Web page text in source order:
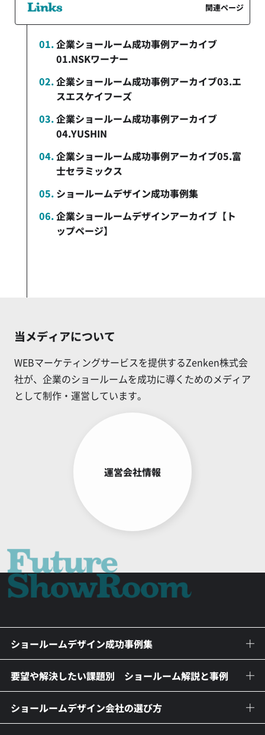
関連ページ
企業ショールーム成功事例アーカイブ
01.NSKワーナー
企業ショールーム成功事例アーカイブ03.エ
スエスケイフーズ
企業ショールーム成功事例アーカイブ
04.YUSHIN
企業ショールーム成功事例アーカイブ05.富
士セラミックス
ショールームデザイン成功事例集
企業ショールームデザインアーカイブ【ト
ップページ】
当メディアについて
WEBマーケティングサービスを提供するZenken株式会
社が、企業のショールームを成功に導くためのメディア
として制作・運営しています。
運営会社情報
ショールームデザイン成功事例集
要望や解決したい課題別 ショールーム解説と事例
ショールームデザイン会社の選び方